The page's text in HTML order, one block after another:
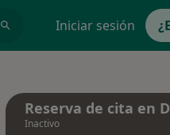
Iniciar sesión
Reserva de cita en
Inactivo